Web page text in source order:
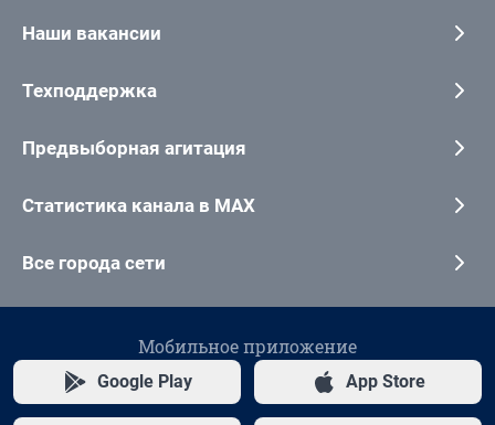
Наши вакансии
Техподдержка
Предвыборная агитация
Статистика канала в MAX
Все города сети
Мобильное приложение
Google Play App Store